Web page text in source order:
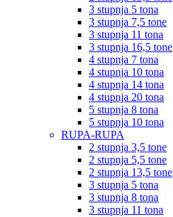
3 stupnja 5 tona
3 stupnja 7,5 tone
3 stupnja 11 tona
3 stupnja 16,5 tone
4 stupnja 7 tona
4 stupnja 10 tona
4 stupnja 14 tona
4 stupnja 20 tona
5 stupnja 8 tona
5 stupnja 10 tona
RUPA-RUPA
2 stupnja 3,5 tone
2 stupnja 5,5 tone
2 stupnja 13,5 tone
3 stupnja 5 tona
3 stupnja 8 tona
3 stupnja 11 tona